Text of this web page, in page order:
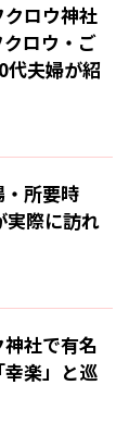
クロウ神社
ロウ・ご
代夫婦が紹
・所要時
実際に訪れ
神社で有名
楽」と巡